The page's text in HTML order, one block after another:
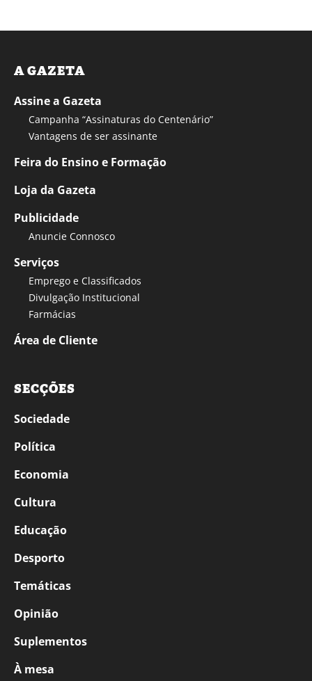
A GAZETA
Assine a Gazeta
Campanha “Assinaturas do Centenário”
Vantagens de ser assinante
Feira do Ensino e Formação
Loja da Gazeta
Publicidade
Anuncie Connosco
Serviços
Emprego e Classificados
Divulgação Institucional
Farmácias
Área de Cliente
SECÇÕES
Sociedade
Política
Economia
Cultura
Educação
Desporto
Temáticas
Opinião
Suplementos
À mesa